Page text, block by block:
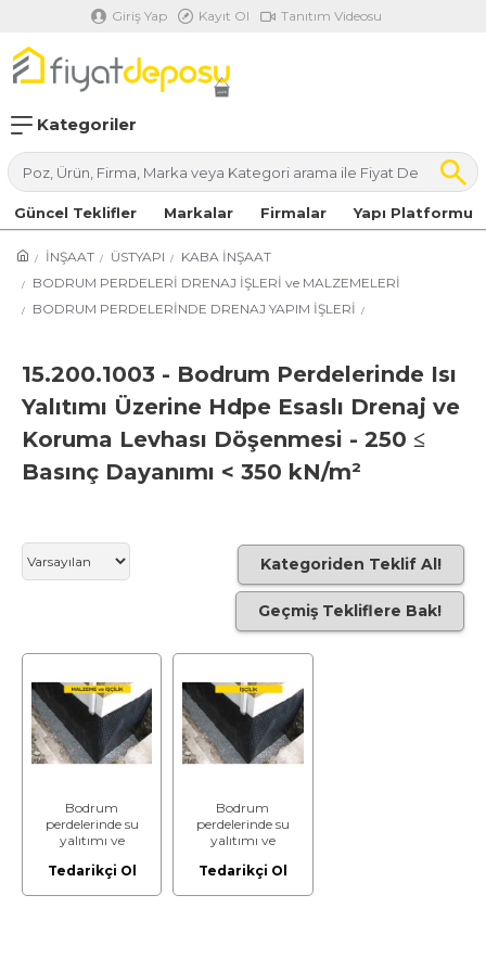
Giriş Yap Kayıt Ol Tanıtım Videosu
Kategoriler
Güncel Teklifler Markalar Firmalar Yapı Platformu
İNŞAAT ÜSTYAPI
KABA İNŞAAT
BODRUM PERDELERİ DRENAJ İŞLERİ ve MALZEMELERİ
BODRUM PERDELERİNDE DRENAJ YAPIM İŞLERİ
15.200.1003 - Bodrum Perdelerinde Isı
Yalıtımı Üzerine Hdpe Esaslı Drenaj ve
Koruma Levhası Döşenmesi - 250 ≤
Basınç Dayanımı < 350 kN/m²
Kategoriden Teklif Al!
Geçmiş Tekliflere Bak!
Bodrum
perdelerinde su
yalıtımı ve
uygulanmış ısı
Tedarikçi Ol
Bodrum
perdelerinde su
yalıtımı ve
uygulanmış ısı
Tedarikçi Ol